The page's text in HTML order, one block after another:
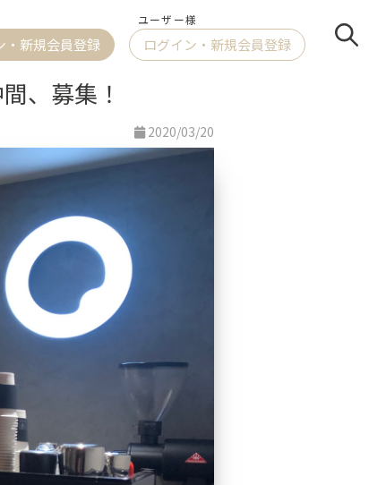
・新規会員登録
ユーザー様
ログイン ・新規会員登録
、募集！
2020/03/20